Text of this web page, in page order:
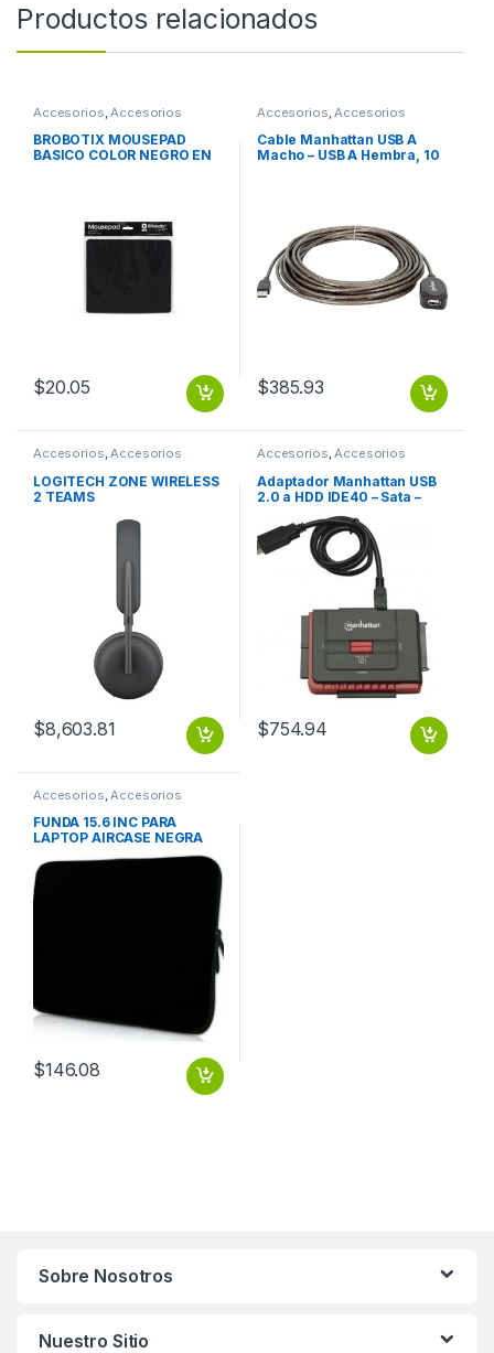
Productos relacionados
Accesorios Accesorios
BROBOTIX MOUSEPAD
BASICO COLOR NEGRO EN
BROBOTIX
$20.05
Accesorios Accesorios
Almacenamiento
Cable Manhattan USB A
Macho – USB A Hembra, 10
$385.93
Accesorios,Accesorios
Música
LOGITECH ZONE WIRELESS
2 TEAMS
$8,603.81
Accesorios,Accesorios
Adaptador Manhattan USB
2.0 a HDD IDE40 – Sata –
5.25
$754.94
Accesorios Accesorios
Notebook / Tablet
FUNDA 15.6 INC PARA
LAPTOP AIRCASE NEGRA
$146.08
Sobre Nosotros
Nuestro Sitio